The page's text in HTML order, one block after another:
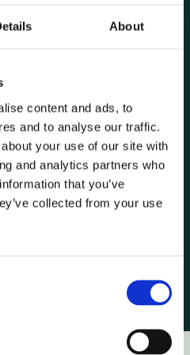
About
content and ads, to
and to analyse our traffic.
your use of our site with
and analytics partners who
that you’ve
collected from your use